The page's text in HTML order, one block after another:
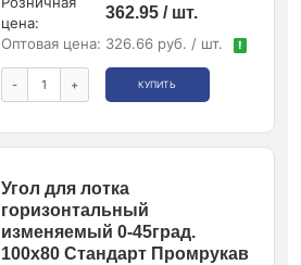
цена:
362.95 / шт.
Оптовая цена: 326.66 руб. / шт. !
- + КУПИТЬ
Угол для лотка
горизонтальный
изменяемый 0-45град.
100х80 Стандарт Промрукав